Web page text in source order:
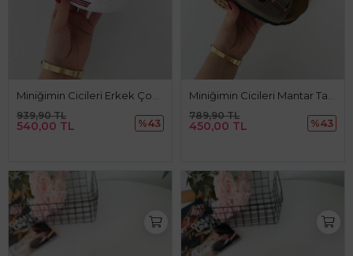
540,00 TL
939,90 TL
%43 450,00 TL
789,90 TL
%43